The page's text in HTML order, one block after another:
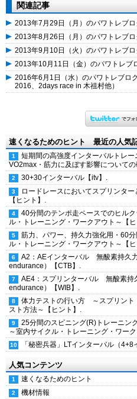
関連記事
2013年7月29日（月）のパワトレブロ
2013年8月26日（月）のパワトレブロ
2013年9月10日（火）のパワトレブロ
2013年10月11日（金）のパワトレブ
2016年6月1日（水）のパワトレブロ
2016、2days race in 木祖村他）
速くなるためのヒント 最近の人気
短期間の高強度インターバルトレー
VO2max・筋力に及ぼす影響について
30+30インターバル【itv】.
ロードレースにおいてスプリンタ
【ヒント】.
40分間のテンポ走ペースでのヒル
ル・トレーニング・ワークアウト～【
筋力、パワー、持久力強化用・60
ル・トレーニング・ワークアウト～【
A2：AEインターバル 無酸素持久
endurance）【CTB】.
AE4：スプリンターバル 無酸素持
endurance）【WIB】.
体力テストの行い方 ～スプリント
スト方法～【ヒント】.
25分間のスピニング(R)トレーニ
～室内サイクル・トレーニング・ワー
「秘密兵器」LTインターバル（
人気コンテンツ
速くなるためのヒント
機材情報